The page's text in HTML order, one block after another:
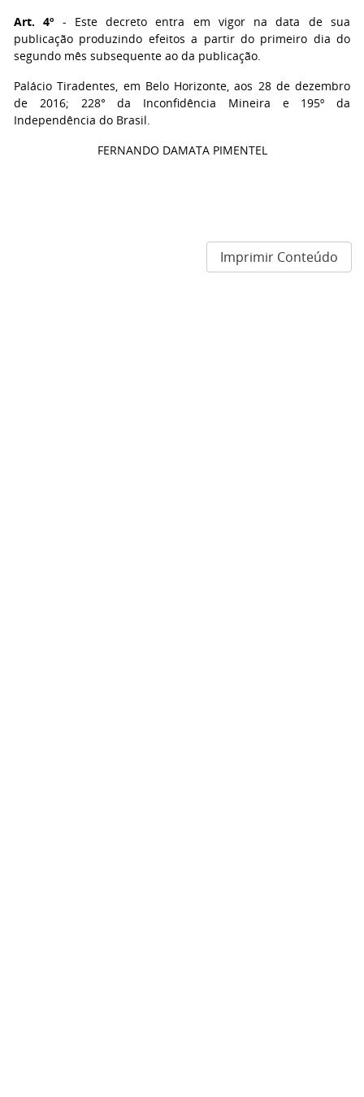
Art. 4º - Este decreto entra em vigor na data de sua
publicação produzindo efeitos a partir do primeiro dia do
segundo mês subsequente ao da publicação.
Palácio Tiradentes, em Belo Horizonte, aos 28 de dezembro
de 2016; 228° da Inconfidência Mineira e 195º da
Independência do Brasil.
FERNANDO DAMATA PIMENTEL
Imprimir Conteúdo